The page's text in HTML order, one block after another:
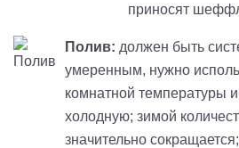
приносят
Полив: должен быть
умеренным, нужно
комнатной температуры
холодную; зимой
значительно